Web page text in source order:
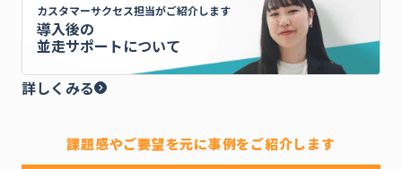
カスタマーサクセス担当がご紹介します
導入後の
並走サポートについて
詳しくみる
課題感やご要望を元に事例をご紹介します